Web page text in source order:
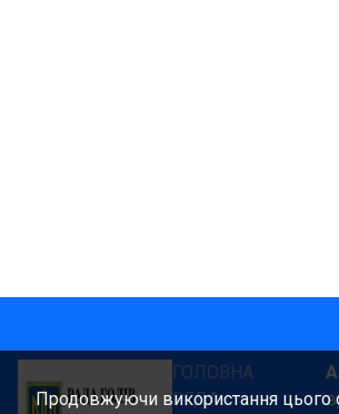
ГОЛОВНА
РГДА
Продовжуючи використання цього